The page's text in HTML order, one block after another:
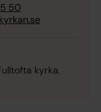
50
kyrka.